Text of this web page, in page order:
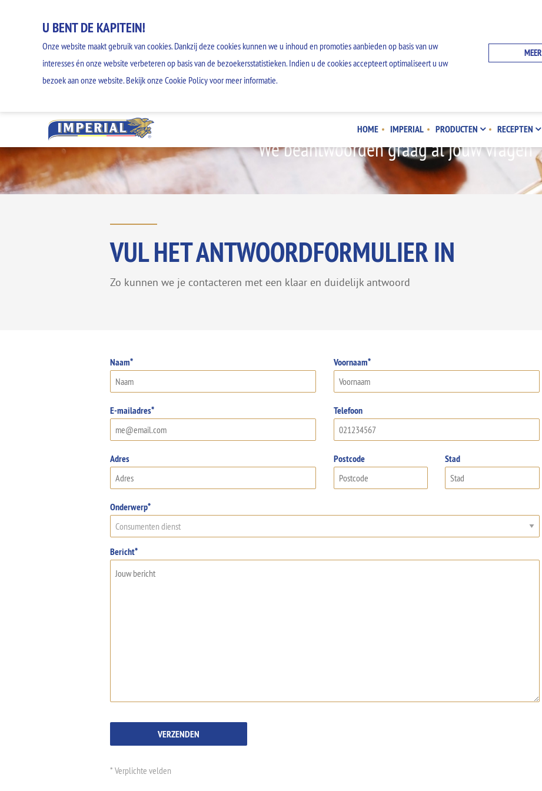
U BENT DE KAPITEIN!
Onze website maakt gebruik van cookies. Dankzij deze cookies kunnen we u inhoud en promoties aanbieden op basis van uw
interesses én onze website verbeteren op basis van de bezoekersstatistieken. Indien u de cookies accepteert optimaliseert u uw
bezoek aan onze website. Bekijk onze Cookie Policy voor meer informatie.
HOME IMPERIAL PRODUCTEN RECEPTEN
We beantwoorden graag al jouw vragen
VUL HET ANTWOORDFORMULIER IN
Zo kunnen we je contacteren met een klaar en duidelijk antwoord
Naam* Voornaam*
E-mailadres* Telefoon
Adres Postcode Stad
Onderwerp*
Bericht*
* Verplichte velden